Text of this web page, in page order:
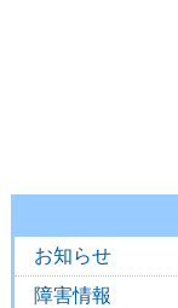
お知らせ
障害情報